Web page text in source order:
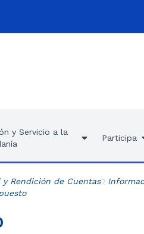
y Servicio a la
Participa
y Rendición de Cuentas